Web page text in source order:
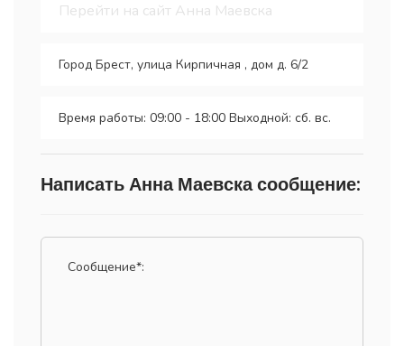
Перейти на сайт Анна Маевска
Город Брест, улица Кирпичная , дом д. 6/2
Время работы: 09:00 - 18:00 Выходной: сб. вс.
Написать Анна Маевска сообщение: